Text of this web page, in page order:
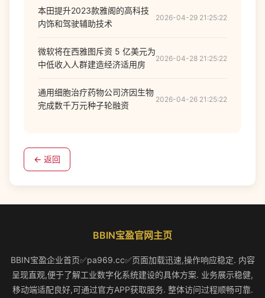
本田提升2023款雅阁的高科技
内饰和驾驶辅助技术
2026-04-29 21:25:22
微软将在西雅图斥资 5 亿美元为
中低收入人群建造经济适用房
2026-04-28 21:25:22
通用细胞治疗药物公司济因生物
完成数千万元种子轮融资
2026-04-26 21:25:22
← 返回
BBIN宝盈官网主页
BBIN宝盈企业首页✅pa969.cc✅页面加载迅速,操作响应稳定. 内容
呈现直观,便于了解工业数字化系统建设的具体方案. 业务展示稳健,
移动端适配良好,可通过官方APP获取服务. 整体访问过程顺畅可靠.